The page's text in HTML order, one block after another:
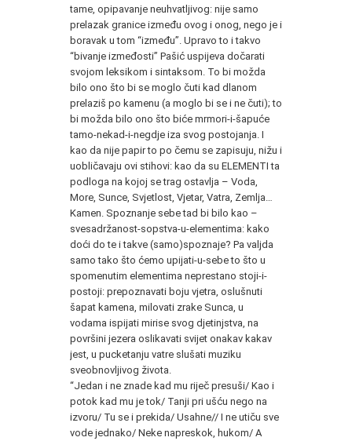
tame, opipavanje neuhvatljivog: nije samo
prelazak granice između ovog i onog, nego je i
boravak u tom “između”. Upravo to i takvo
“bivanje izmeđosti” Pašić uspijeva dočarati
svojom leksikom i sintaksom. To bi možda
bilo ono što bi se moglo čuti kad dlanom
prelaziš po kamenu (a moglo bi se i ne čuti); to
bi možda bilo ono što biće mrmori-i-šapuće
tamo-nekad-i-negdje iza svog postojanja. I
kao da nije papir to po čemu se zapisuju, nižu i
uobličavaju ovi stihovi: kao da su ELEMENTI ta
podloga na kojoj se trag ostavlja – Voda,
More, Sunce, Svjetlost, Vjetar, Vatra, Zemlja…
Kamen. Spoznanje sebe tad bi bilo kao –
svesadržanost-sopstva-u-elementima: kako
doći do te i takve (samo)spoznaje? Pa valjda
samo tako što ćemo upijati-u-sebe to što u
spomenutim elementima neprestano stoji-i-
postoji: prepoznavati boju vjetra, oslušnuti
šapat kamena, milovati zrake Sunca, u
vodama ispijati mirise svog djetinjstva, na
površini jezera oslikavati svijet onakav kakav
jest, u pucketanju vatre slušati muziku
sveobnovljivog života.
“Jedan i ne znade kad mu riječ presuši/ Kao i
potok kad mu je tok/ Tanji pri ušću nego na
izvoru/ Tu se i prekida/ Usahne// I ne utiču sve
vode jednako/ Neke napreskok, hukom/ A